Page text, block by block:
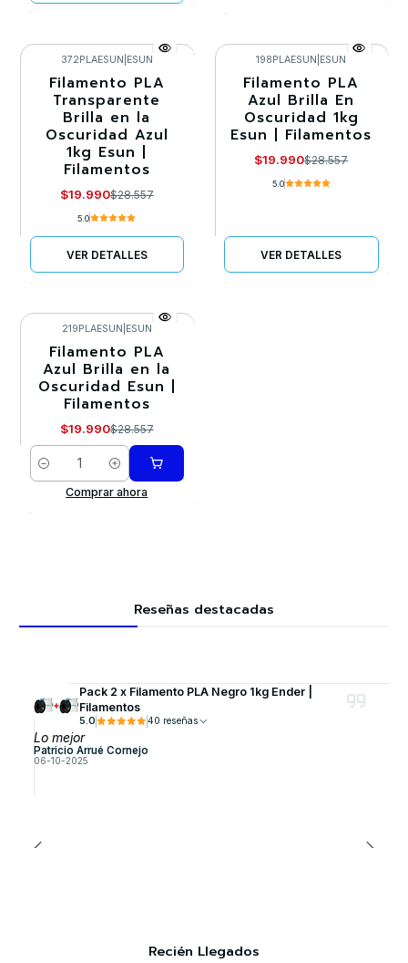
-30%
Agotado
372PLAESUN ESUN
Filamento PLA
Transparente
Brilla en la
Oscuridad Azul
1kg Esun |
Filamentos
$19.990$28.557
5.0
VER DETALLES
-30%
Llega el 30/08/2026
198PLAESUN ESUN
Filamento PLA
Azul Brilla En
Oscuridad 1kg
Esun | Filamentos
$19.990$28.557
5.0
VER DETALLES
-30%
219PLAESUN ESUN
Filamento PLA
Azul Brilla en la
Oscuridad Esun |
Filamentos
$19.990$28.557
Cantidad
Comprar ahora
Reseñas destacadas
Pack 2 x Filamento PLA Negro 1kg Ender |
Filamentos
5.0 40 reseñas
Lo mejor
Patricio Arrué Cornejo
06-10-2025
Recién Llegados